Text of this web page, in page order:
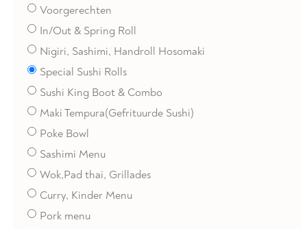
Voorgerechten
In/Out & Spring Roll
Nigiri, Sashimi, Handroll Hosomaki
Special Sushi Rolls
Sushi King Boot & Combo
Maki Tempura(Gefrituurde Sushi)
Poke Bowl
Sashimi Menu
Wok,Pad thai, Grillades
Curry, Kinder Menu
Pork menu